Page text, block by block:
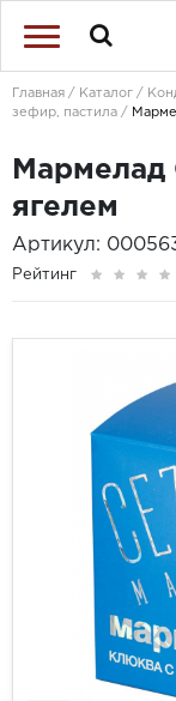
Главная Каталог
зефир, пастила
Мармелад
ягелем
Артикул:
Рейтинг